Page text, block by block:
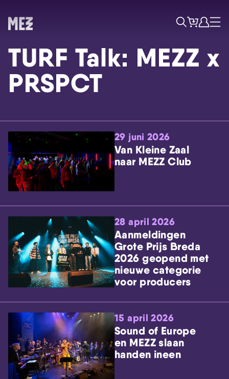
Skip navigatie
ZoekTicketsAccount
Menu
TURF Talk: MEZZ x
PRSPCT
29 juni 2026
Van Kleine Zaal
naar MEZZ Club
28 april 2026
Aanmeldingen
Grote Prijs Breda
2026 geopend met
nieuwe categorie
voor producers
15 april 2026
Sound of Europe
en MEZZ slaan
handen ineen